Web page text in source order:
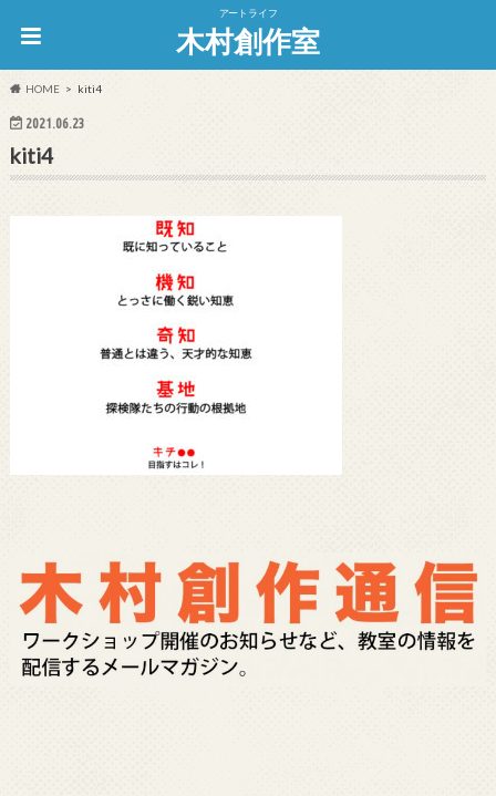
アートライフ
木村創作室
HOME kiti4
2021.06.23
kiti4